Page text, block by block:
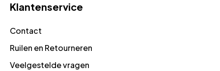
Klantenservice
Contact
Ruilen en Retourneren
Veelgestelde vragen